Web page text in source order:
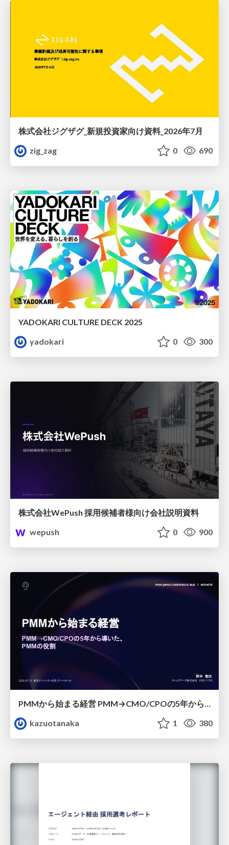
株式会社ジグザグ_新規投資家向け資料_2026年7月
zig_zag
0 690
YADOKARI CULTURE DECK 2025
yadokari
0 300
株式会社WePush 採用候補者様向け会社説明資料
wepush
0 900
kazuotanaka
1 380